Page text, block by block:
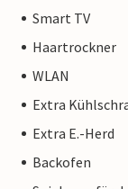
Smart TV
Haartrockner
WLAN
Extra
Extra E.-Herd
Backofen